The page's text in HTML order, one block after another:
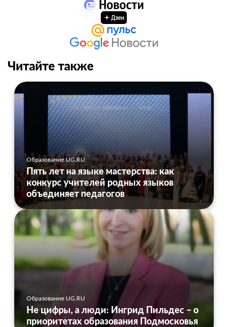
Читайте также
Образование UG.RU
Пять лет на языке мастерства: как
конкурс учителей родных языков
объединяет педагогов
Образование UG.RU
Не цифры, а люди: Ингрид Пильдес – о
приоритетах образования Подмосковья